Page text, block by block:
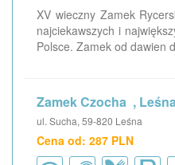
XV wieczny Zamek
najciekawszych i
Polsce. Zamek od dawien
Zamek Czocha ,
ul. Sucha, 59-820 Leśna
Cena od: 287 PLN